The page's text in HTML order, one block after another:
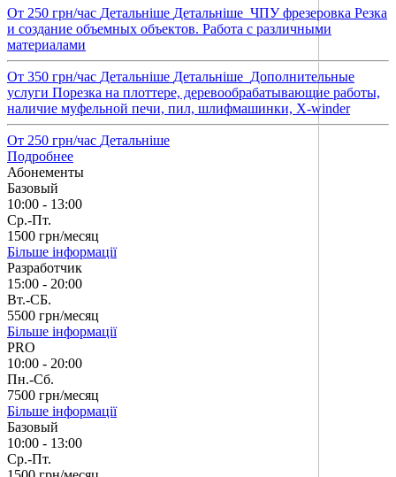
От 250 грн/час Детальнiше Детальнiше ЧПУ фрезеровка Резка
и создание объемных объектов. Работа с различными
материалами
От 350 грн/час Детальнiше Детальнiше Дополнительные
услуги Порезка на плоттере, деревообрабатывающие работы,
наличие муфельной печи, пил, шлифмашинки, X-winder
От 250 грн/час Детальнiше
Подробнее
Абонементы
Базовый
10:00 - 13:00
Ср.-Пт.
1500 грн/месяц
Більше інформації
Разработчик
15:00 - 20:00
Вт.-СБ.
5500 грн/месяц
Більше інформації
PRO
10:00 - 20:00
Пн.-Сб.
7500 грн/месяц
Більше інформації
Базовый
10:00 - 13:00
Ср.-Пт.